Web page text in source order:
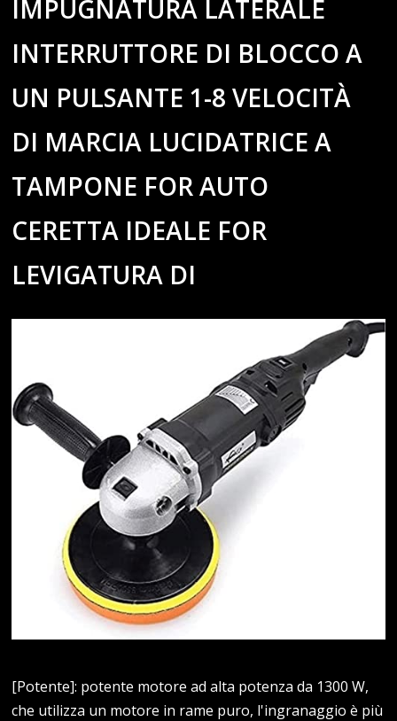
IMPUGNATURA LATERALE
INTERRUTTORE DI BLOCCO A
UN PULSANTE 1-8 VELOCITÀ
DI MARCIA LUCIDATRICE A
TAMPONE FOR AUTO
CERETTA IDEALE FOR
LEVIGATURA DI
[Potente]: potente motore ad alta potenza da 1300 W,
che utilizza un motore in rame puro, l'ingranaggio è più